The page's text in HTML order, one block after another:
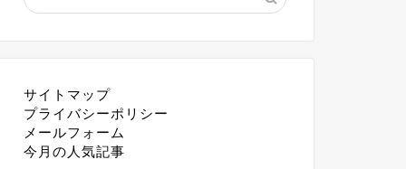
サイトマップ
プライバシーポリシー
メールフォーム
今月の人気記事